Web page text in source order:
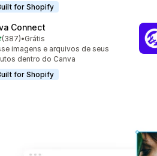
for Shopify
Connect
5 estrelas
(387) ao todo
•Grátis
imagens e arquivos de seus
dentro do Canva
for Shopify